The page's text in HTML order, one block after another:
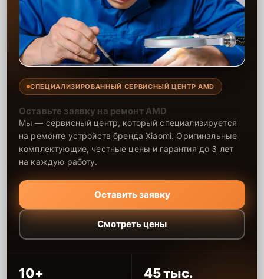
предоставляется гарантия, что даёт уверенность в долгосрочной
надёжности техники после ремонта.
СПЕЦИАЛИЗИРОВАННЫЙ СЕРВИСНЫЙ ЦЕНТР AMD
Оставьте заявку на ремонт AMD
Мы — сервисный центр, который специализируется
на ремонте устройств бренда Xiaomi. Оригинальные
комплектующие, честные цены и гарантия до 3 лет
на каждую работу.
Оставить заявку
Смотреть цены
10+ 45 тыс.